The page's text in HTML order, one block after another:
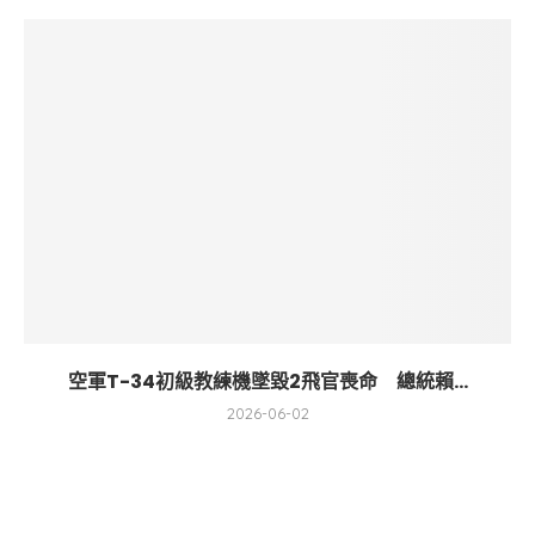
空軍T-34初級教練機墜毀2飛官喪命 總統賴...
2026-06-02